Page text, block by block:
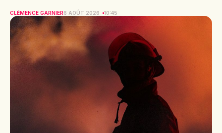
CLÉMENCE GARNIER6 AOÛT 2026 10:45